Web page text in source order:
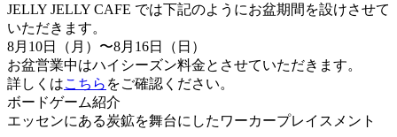
JELLY JELLY CAFE では下記のようにお盆期間を設けさせて
いただきます。
8月10日（月）〜8月16日（日）
お盆営業中はハイシーズン料金とさせていただきます。
詳しくはこちら をご確認ください。
ボードゲーム紹介
エッセンにある炭鉱を舞台にしたワーカープレイスメント